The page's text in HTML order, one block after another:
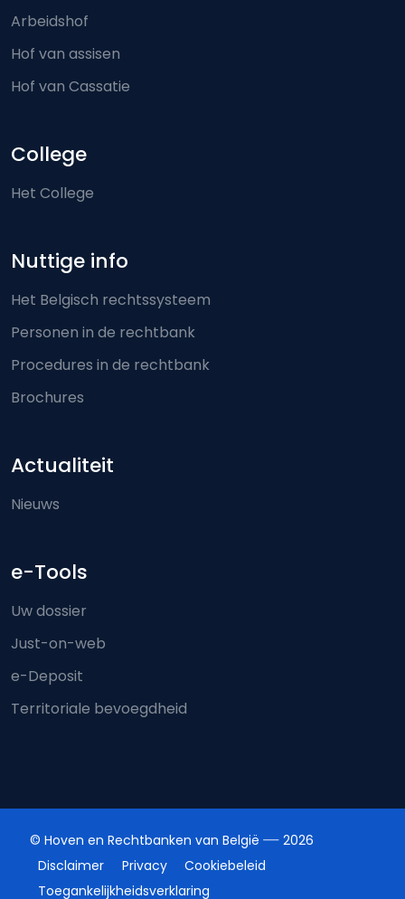
Arbeidshof
Hof van assisen
Hof van Cassatie
College
Het College
Nuttige info
Het Belgisch rechtssysteem
Personen in de rechtbank
Procedures in de rechtbank
Brochures
Actualiteit
Nieuws
e-Tools
Uw dossier
Just-on-web
e-Deposit
Territoriale bevoegdheid
© Hoven en Rechtbanken van België
2026
Disclaimer
Privacy
Cookiebeleid
Toegankelijkheidsverklaring